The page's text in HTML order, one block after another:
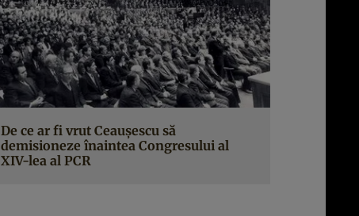
De ce ar fi vrut Ceauşescu să
demisioneze înaintea Congresului al
XIV-lea al PCR